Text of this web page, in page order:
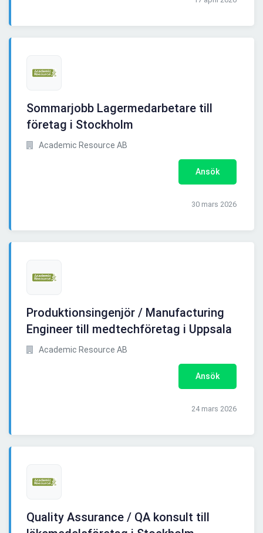
Sommarjobb Lagermedarbetare till
företag i Stockholm
Academic Resource AB
Ansök
30 mars 2026
Produktionsingenjör / Manufacturing
Engineer till medtechföretag i Uppsala
Academic Resource AB
Ansök
24 mars 2026
Quality Assurance / QA konsult till